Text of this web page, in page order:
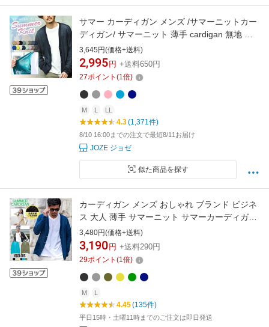
サマー カーディガン メンズ /サマーニットカー
ディガン/ サマーニット 薄手 cardigan 無地 ボ
ーダー カラー ニットソー 温度調節 uv対策 冷
房対策 オフィスカジュアル ペアルック カップ
ル シアー シアーカーデ 春服 春 夏服 夏 秋服 秋
3,645円(価格+送料)
2,995 円 +送料650円
27ポイント (1倍)
M L LL
4.3(1,371件)
8/10 16:00までの注文で最短8/11お届け
JOZE ジョゼ
似た商品を探す
カーディガン メンズ おしゃれ ブランド ビジネ
ス 大人 薄手 サマーニット サマーカーディガン
冷房対策 UV対策 ルームウェア リゾート シン
プル 無地 定番 父の日 プレゼント コンパクト
軽量 持ち運び可 肩掛け VICCI 20代 30代 40代
3,480円(価格+送料)
3,190 円 +送料290円
29ポイント (1倍)
M L
4.45(135件)
平日15時・土曜11時までのご注文は即日発送